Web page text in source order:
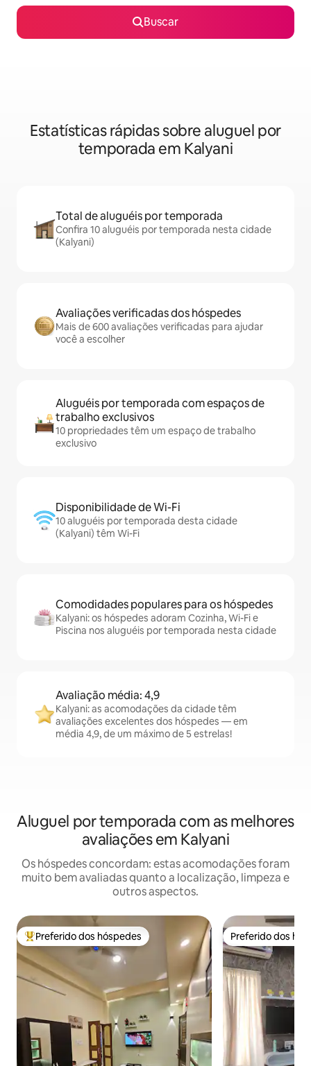
Buscar
Estatísticas rápidas sobre aluguel por
temporada em Kalyani
Total de aluguéis por temporada
Confira 10 aluguéis por temporada nesta cidade
(Kalyani)
Avaliações verificadas dos hóspedes
Mais de 600 avaliações verificadas para ajudar
você a escolher
Aluguéis por temporada com espaços de
trabalho exclusivos
10 propriedades têm um espaço de trabalho
exclusivo
Disponibilidade de Wi-Fi
10 aluguéis por temporada desta cidade
(Kalyani) têm Wi-Fi
Comodidades populares para os hóspedes
Kalyani: os hóspedes adoram Cozinha, Wi-Fi e
Piscina nos aluguéis por temporada nesta cidade
Avaliação média: 4,9
Kalyani: as acomodações da cidade têm
avaliações excelentes dos hóspedes — em
média 4,9, de um máximo de 5 estrelas!
Aluguel por temporada com as melhores
avaliações em Kalyani
Os hóspedes concordam: estas acomodações foram
muito bem avaliadas quanto a localização, limpeza e
outros aspectos.
Entre os melhores preferidos dos hóspedes
Preferido dos hóspedes Preferido dos
Preferido dos